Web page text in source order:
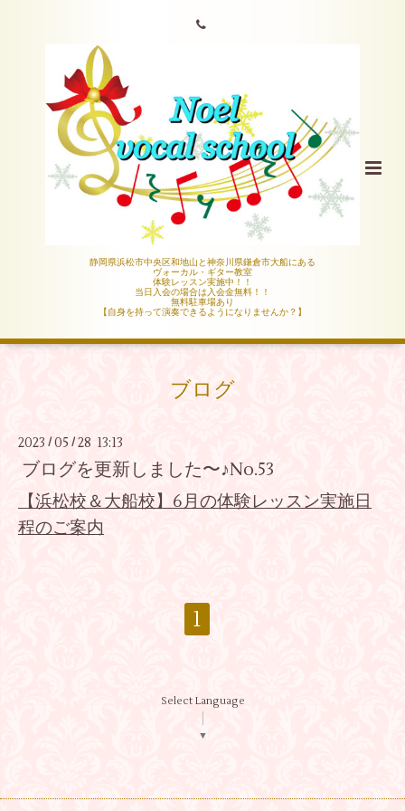
静岡県浜松市中央区和地山と神奈川県鎌倉市大船にある
ヴォーカル・ギター教室
体験レッスン実施中！！
当日入会の場合は入会金無料！！
無料駐車場あり
【自身を持って演奏できるようになりませんか？】
ブログ
2023 /05 / 28 13:13
ブログを更新しました〜♪No.53
【浜松校＆大船校】6月の体験レッスン実施日
程のご案内
1
Select Language
▼